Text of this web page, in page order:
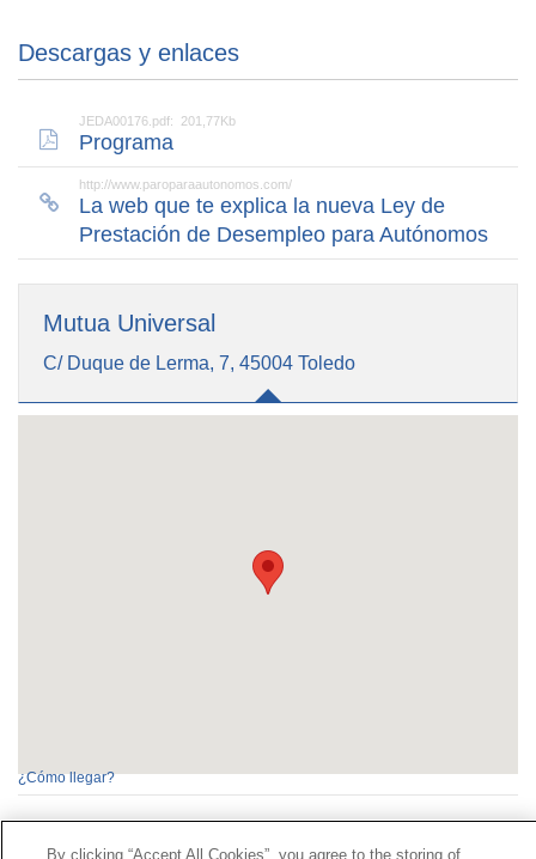
Descargas y enlaces
JEDA00176.pdf: 201,77Kb
Programa
http://www.paroparaautonomos.com/
La web que te explica la nueva Ley de
Prestación de Desempleo para Autónomos
Mutua Universal
C/ Duque de Lerma, 7, 45004 Toledo
¿Cómo llegar?
By clicking “Accept All Cookies”, you agree to the storing of